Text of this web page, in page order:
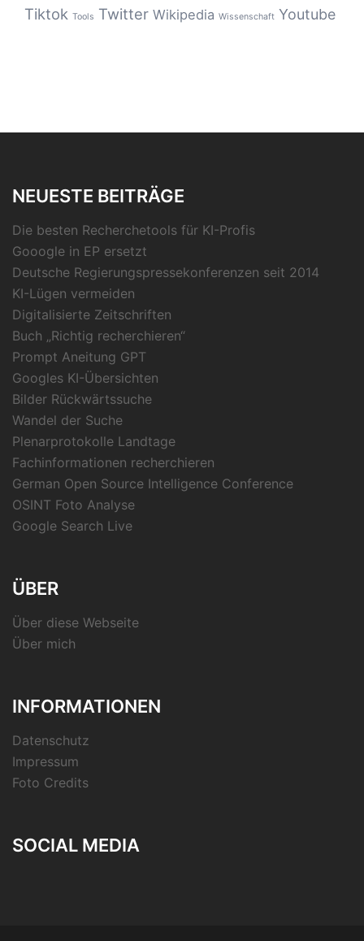
Tiktok Tools Twitter Wikipedia Wissenschaft Youtube
NEUESTE BEITRÄGE
Die besten Recherchetools für KI-Profis
Gooogle in EP ersetzt
Deutsche Regierungspressekonferenzen seit 2014
KI-Lügen vermeiden
Digitalisierte Zeitschriften
Buch „Richtig recherchieren“
Prompt Aneitung GPT
Googles KI-Übersichten
Bilder Rückwärtssuche
Wandel der Suche
Plenarprotokolle Landtage
Fachinformationen recherchieren
German Open Source Intelligence Conference
OSINT Foto Analyse
Google Search Live
ÜBER
Über diese Webseite
Über mich
INFORMATIONEN
Datenschutz
Impressum
Foto Credits
SOCIAL MEDIA